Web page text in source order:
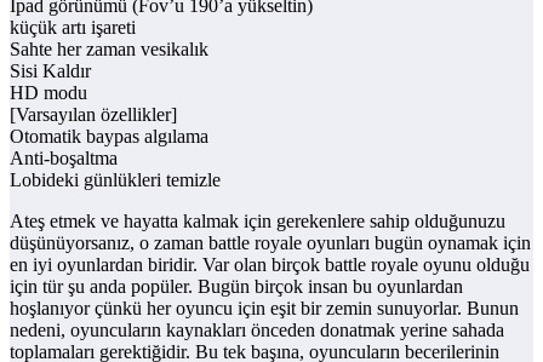
Ipad görünümü (Fov’u 190’a yükseltin)
küçük artı işareti
Sahte her zaman vesikalık
Sisi Kaldır
HD modu
[Varsayılan özellikler]
Otomatik baypas algılama
Anti-boşaltma
Lobideki günlükleri temizle
Ateş etmek ve hayatta kalmak için gerekenlere sahip olduğunuzu
düşünüyorsanız, o zaman battle royale oyunları bugün oynamak için
en iyi oyunlardan biridir. Var olan birçok battle royale oyunu olduğu
için tür şu anda popüler. Bugün birçok insan bu oyunlardan
hoşlanıyor çünkü her oyuncu için eşit bir zemin sunuyorlar. Bunun
nedeni, oyuncuların kaynakları önceden donatmak yerine sahada
toplamaları gerektiğidir. Bu tek başına, oyuncuların becerilerinin